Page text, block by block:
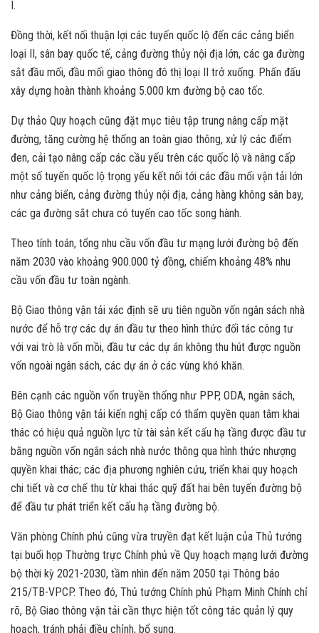
I.
Đồng thời, kết nối thuận lợi các tuyến quốc lộ đến các cảng biển
loại II, sân bay quốc tế, cảng đường thủy nội địa lớn, các ga đường
sắt đầu mối, đầu mối giao thông đô thị loại II trở xuống. Phấn đấu
xây dựng hoàn thành khoảng 5.000 km đường bộ cao tốc.
Dự thảo Quy hoạch cũng đặt mục tiêu tập trung nâng cấp mặt
đường, tăng cường hệ thống an toàn giao thông, xử lý các điểm
đen, cải tạo nâng cấp các cầu yếu trên các quốc lộ và nâng cấp
một số tuyến quốc lộ trọng yếu kết nối tới các đầu mối vận tải lớn
như cảng biển, cảng đường thủy nội địa, cảng hàng không sân bay,
các ga đường sắt chưa có tuyến cao tốc song hành.
Theo tính toán, tổng nhu cầu vốn đầu tư mạng lưới đường bộ đến
năm 2030 vào khoảng 900.000 tỷ đồng, chiếm khoảng 48% nhu
cầu vốn đầu tư toàn ngành.
Bộ Giao thông vận tải xác định sẽ ưu tiên nguồn vốn ngân sách nhà
nước để hỗ trợ các dự án đầu tư theo hình thức đối tác công tư
với vai trò là vốn mồi, đầu tư các dự án không thu hút được nguồn
vốn ngoài ngân sách, các dự án ở các vùng khó khăn.
Bên cạnh các nguồn vốn truyền thống như PPP, ODA, ngân sách,
Bộ Giao thông vận tải kiến nghị cấp có thẩm quyền quan tâm khai
thác có hiệu quả nguồn lực từ tài sản kết cấu hạ tầng được đầu tư
bằng nguồn vốn ngân sách nhà nước thông qua hình thức nhượng
quyền khai thác; các địa phương nghiên cứu, triển khai quy hoạch
chi tiết và cơ chế thu từ khai thác quỹ đất hai bên tuyến đường bộ
để đầu tư phát triển kết cấu hạ tầng đường bộ.
Văn phòng Chính phủ cũng vừa truyền đạt kết luận của Thủ tướng
tại buổi họp Thường trực Chính phủ về Quy hoạch mạng lưới đường
bộ thời kỳ 2021-2030, tầm nhìn đến năm 2050 tại Thông báo
215/TB-VPCP. Theo đó, Thủ tướng Chính phủ Phạm Minh Chính chỉ
rõ, Bộ Giao thông vận tải cần thực hiện tốt công tác quản lý quy
hoạch, tránh phải điều chỉnh, bổ sung.